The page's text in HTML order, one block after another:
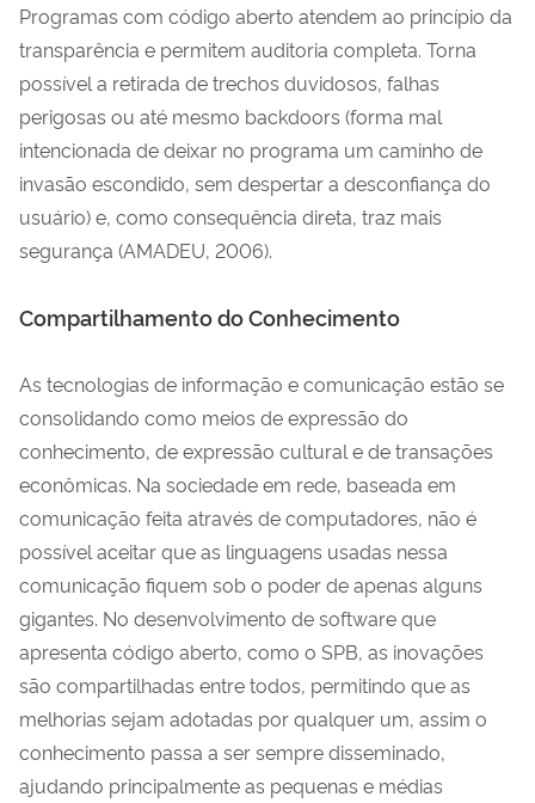
Programas com código aberto atendem ao princípio da
transparência e permitem auditoria completa. Torna
possível a retirada de trechos duvidosos, falhas
perigosas ou até mesmo backdoors (forma mal
intencionada de deixar no programa um caminho de
invasão escondido, sem despertar a desconfiança do
usuário) e, como consequência direta, traz mais
segurança (AMADEU, 2006).
Compartilhamento do Conhecimento
As tecnologias de informação e comunicação estão se
consolidando como meios de expressão do
conhecimento, de expressão cultural e de transações
econômicas. Na sociedade em rede, baseada em
comunicação feita através de computadores, não é
possível aceitar que as linguagens usadas nessa
comunicação fiquem sob o poder de apenas alguns
gigantes. No desenvolvimento de software que
apresenta código aberto, como o SPB, as inovações
são compartilhadas entre todos, permitindo que as
melhorias sejam adotadas por qualquer um, assim o
conhecimento passa a ser sempre disseminado,
ajudando principalmente as pequenas e médias